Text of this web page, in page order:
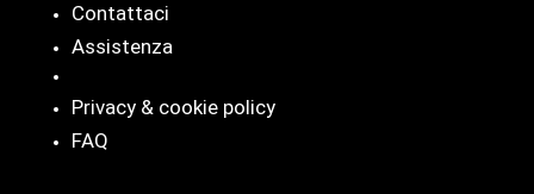
Contattaci
Assistenza
Privacy & cookie policy
FAQ